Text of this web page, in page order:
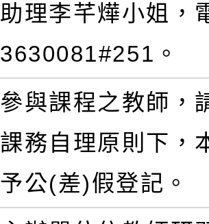
助理李芊燁小姐，
3630081#251。
參與課程之教師，
課務自理原則下，
予公(差)假登記。